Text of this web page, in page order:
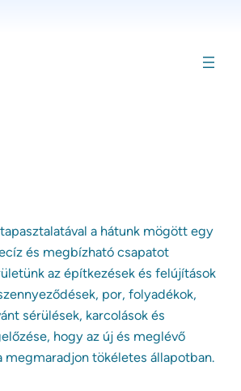
a hátunk mögött egy
és megbízható csapatot
az építkezések és felújítások
por, folyadékok,
sérülések, karcolások és
hogy az új és meglévő
megmaradjon tökéletes állapotban.